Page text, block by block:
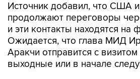
Источник добавил, что США
продолжают переговоры
и эти контакты находятся на
Ожидается, что глава МИД
Аракчи отправится с
выходные или в начале